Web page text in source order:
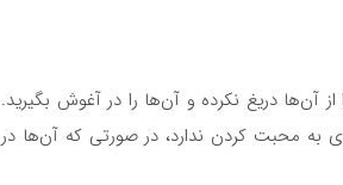
آن‌ها دریغ نکرده و آن‌ها را در آغوش بگیرید.
به محبت کردن ندارد، در صورتی که آن‌ها در